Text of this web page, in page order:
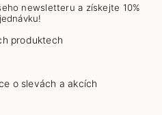
newsletteru a získejte 10%
produktech
o slevách a akcích